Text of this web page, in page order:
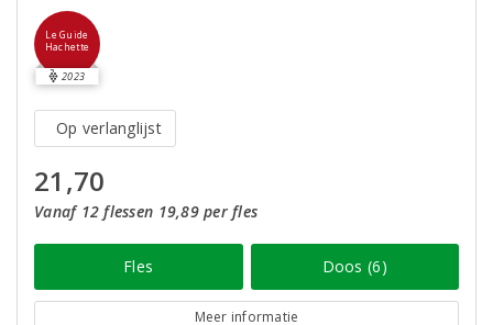
Le Guide
Hachette
2023
Op verlanglijst
21,70
Vanaf 12 flessen 19,89 per fles
Fles Doos (6)
Meer informatie